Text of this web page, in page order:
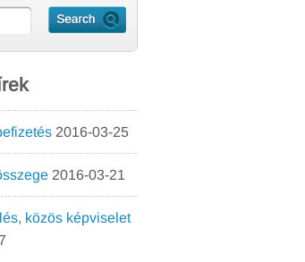
2016-03-25
2016-03-21
közös képviselet